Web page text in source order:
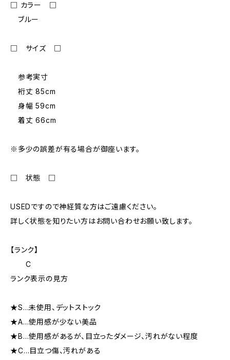
□ カラー □
ブルー
□ サイズ □
参考実寸
裄丈 85cm
身幅 59cm
着丈 66cm
※多少の誤差が有る場合が御座います。
□ 状態 □
USEDですので神経質な方はご遠慮ください。
詳しく状態を知りたい方はお問い合わせお願い致します。
【ランク】
C
ランク表示の見方
★S…未使用、デットストック
★A…使用感が少ない美品
★B…使用感があるが、目立ったダメージ、汚れがない程度
★C…目立つ傷、汚れがある